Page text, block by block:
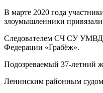
В марте 2020 года
злоумышленники привязали
Следователем СЧ СУ УМВД
Федерации «Грабёж».
Подозреваемый 37-летний
Ленинским районным судом